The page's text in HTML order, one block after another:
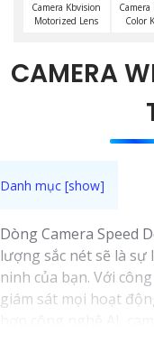
Camera Kbvision
Motorized Lens
Camera
Color
CAMERA
Dòng Camera Speed
lượng sắc nét sẽ là
ninh của bạn. Với
giám sát mọi hoạt
phân biệt đối tượng,